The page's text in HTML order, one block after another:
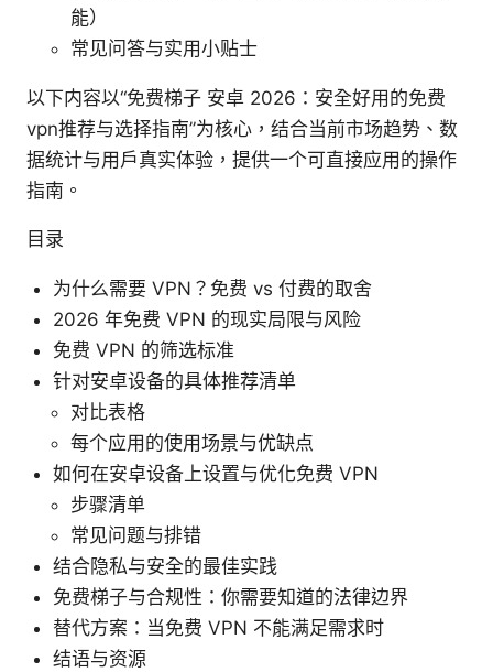
能）
常见问答与实用小贴士
以下内容以“免费梯子 安卓 2026：安全好用的免费
vpn推荐与选择指南”为核心，结合当前市场趋势、数
据统计与用户真实体验，提供一个可直接应用的操作
指南。
目录
为什么需要 VPN？免费 vs 付费的取舍
2026 年免费 VPN 的现实局限与风险
免费 VPN 的筛选标准
针对安卓设备的具体推荐清单
对比表格
每个应用的使用场景与优缺点
如何在安卓设备上设置与优化免费 VPN
步骤清单
常见问题与排错
结合隐私与安全的最佳实践
免费梯子与合规性：你需要知道的法律边界
替代方案：当免费 VPN 不能满足需求时
结语与资源